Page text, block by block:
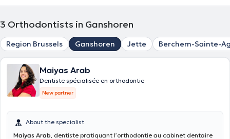
3 Orthodontists in Ganshoren
Region Brussels Ganshoren Jette Berchem-Sainte-
Maiyas Arab
Dentiste spécialisée en orthodontie
New partner
About the specialist
Maiyas Arab, dentiste pratiquant l’orthodontie au cabinet dentaire